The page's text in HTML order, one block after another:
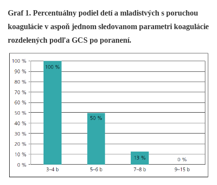
Graf 1. Percentuálny podiel detí a mladistvých s poruchou
koagulácie v aspoň jednom sledovanom parametri koagulácie
rozdelených podľa GCS po poranení.